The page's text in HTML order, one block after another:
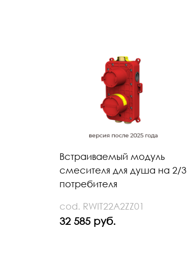
Встраиваемый модуль
смесителя для душа на 2/3
потребителя
cod. RWIT22A2ZZ01
32 585 руб.